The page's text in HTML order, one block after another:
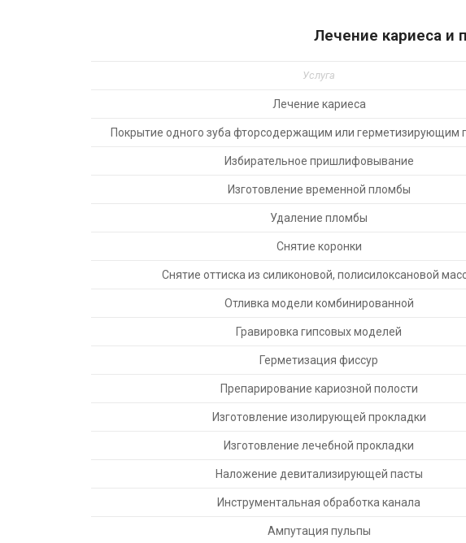
Лечение кариеса и
Услуга
Лечение кариеса
Покрытие одного зуба фторсодержащим или герметизирующим
Избирательное пришлифовывание
Изготовление временной пломбы
Удаление пломбы
Снятие коронки
Снятие оттиска из силиконовой, полисилоксановой
Отливка модели комбинированной
Гравировка гипсовых моделей
Герметизация фиссур
Препарирование кариозной полости
Изготовление изолирующей прокладки
Изготовление лечебной прокладки
Наложение девитализирующей пасты
Инструментальная обработка канала
Ампутация пульпы